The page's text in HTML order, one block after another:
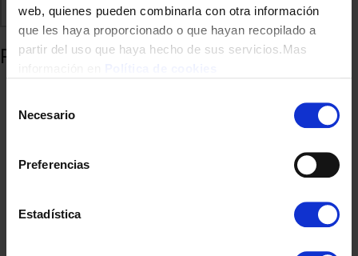
web, quienes pueden combinarla con otra información
que les haya proporcionado o que hayan recopilado a
partir del uso que haya hecho de sus servicios.Mas
Necesario
Preferencias
Estadística
Añadir a favoritos Comparte
Productos relacionados